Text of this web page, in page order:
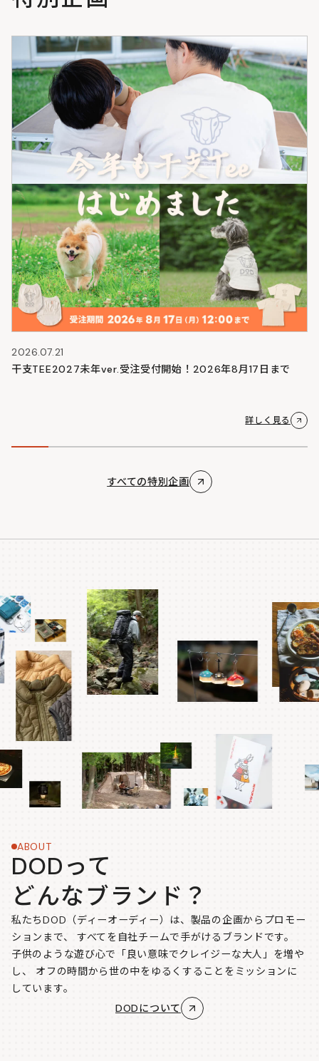
2026.07.21
干支TEE2027未年ver.受注受付開始！2026年8月17日まで
詳しく見る
すべての特別企画
ABOUT
DODって
どんなブランド？
私たちDOD（ディーオーディー）は、製品の企画からプロモー
ションまで、
すべてを自社チームで手がけるブランドです。
子供のような遊び心で「良い意味でクレイジーな大人」を増や
し、
オフの時間から世の中をゆるくすることをミッションに
しています。
DODについて